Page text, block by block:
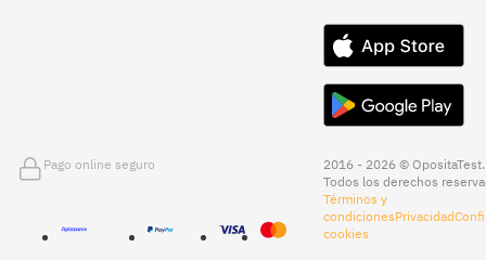
Pago online seguro
2016 - 2026 © OpositaTest.
Todos los derechos
Términos y
condicionesPrivacidad
cookies